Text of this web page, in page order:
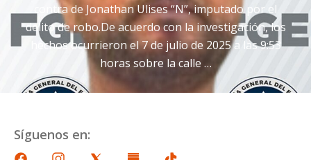
contra de Jonathan Ulises “N”, imputado por el
delito de robo.De acuerdo con la investigación, los
hechos ocurrieron el 7 de julio de 2025 a las 9:53
horas sobre la calle …
Síguenos en: